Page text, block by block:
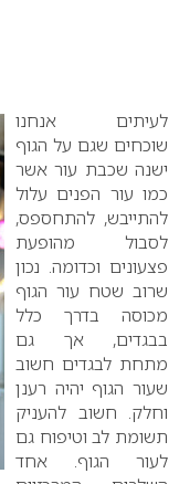
לעיתים אנחנו
שוכחים שגם על הגוף
ישנה שכבת עור אשר
כמו עור הפנים עלול
להתייבש, להתחספס,
לסבול מהופעת
פצעונים וכדומה. נכון
שרוב שטח עור הגוף
מכוסה בדרך כלל
בבגדים, אך גם
מתחת לבגדים חשוב
שעור הגוף יהיה רענן
וחלק. חשוב להעניק
תשומת לב וטיפוח גם
לעור הגוף. אחד